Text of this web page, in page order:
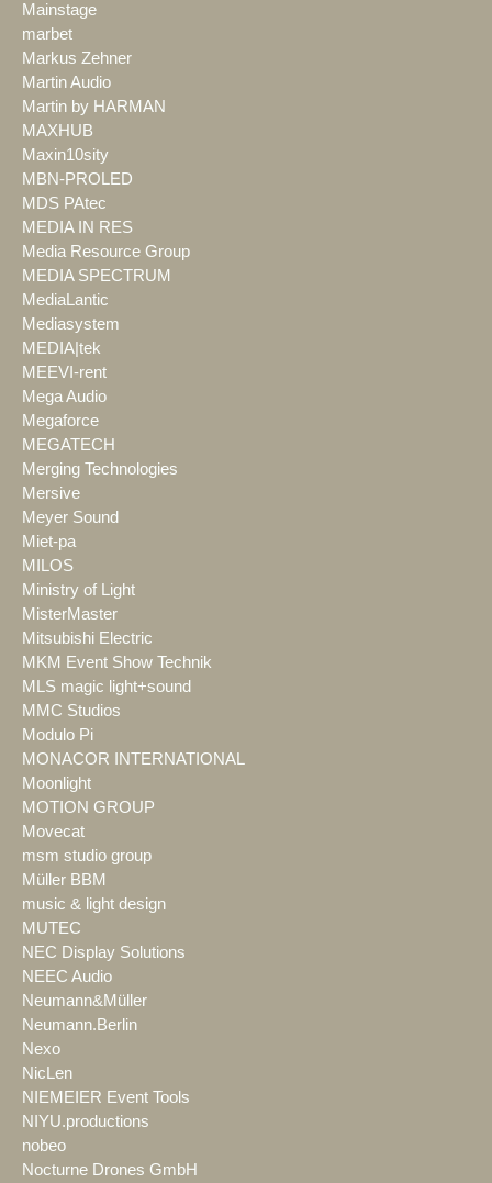
Mainstage
marbet
Markus Zehner
Martin Audio
Martin by HARMAN
MAXHUB
Maxin10sity
MBN-PROLED
MDS PAtec
MEDIA IN RES
Media Resource Group
MEDIA SPECTRUM
MediaLantic
Mediasystem
MEDIA|tek
MEEVI-rent
Mega Audio
Megaforce
MEGATECH
Merging Technologies
Mersive
Meyer Sound
Miet-pa
MILOS
Ministry of Light
MisterMaster
Mitsubishi Electric
MKM Event Show Technik
MLS magic light+sound
MMC Studios
Modulo Pi
MONACOR INTERNATIONAL
Moonlight
MOTION GROUP
Movecat
msm studio group
Müller BBM
music & light design
MUTEC
NEC Display Solutions
NEEC Audio
Neumann&Müller
Neumann.Berlin
Nexo
NicLen
NIEMEIER Event Tools
NIYU.productions
nobeo
Nocturne Drones GmbH